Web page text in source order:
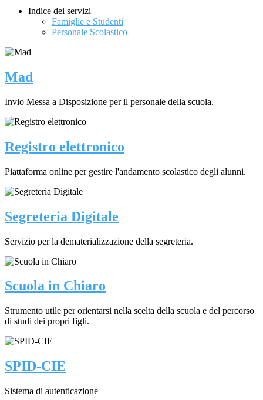
Indice dei servizi
Famiglie e Studenti
Personale Scolastico
Mad
Invio Messa a Disposizione per il personale della scuola.
Registro elettronico
Piattaforma online per gestire l'andamento scolastico degli alunni.
Segreteria Digitale
Servizio per la dematerializzazione della segreteria.
Scuola in Chiaro
Strumento utile per orientarsi nella scelta della scuola e del percorso
di studi dei propri figli.
SPID-CIE
Sistema di autenticazione